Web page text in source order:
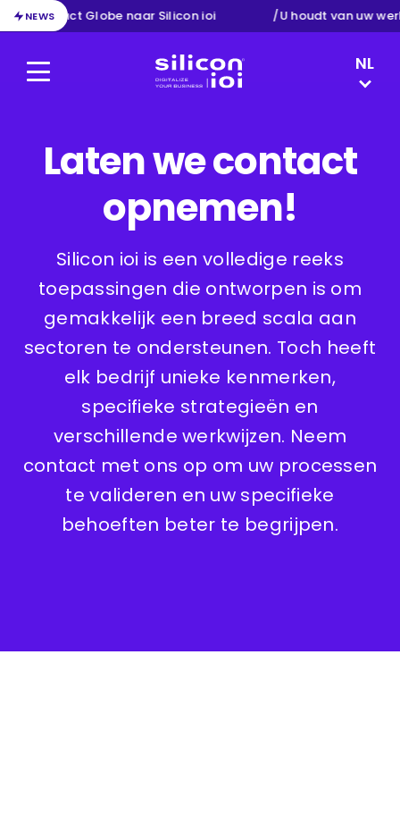
NEWS
van Exact Globe naar Silicon ioi /U houdt van uw
Menu
NL
EN
Laten we contact
opnemen!
Silicon ioi is een volledige reeks
toepassingen die ontworpen is om
gemakkelijk een breed scala aan
sectoren te ondersteunen. Toch heeft
elk bedrijf unieke kenmerken,
specifieke strategieën en
verschillende werkwijzen. Neem
contact met ons op om uw processen
te valideren en uw specifieke
behoeften beter te begrijpen.